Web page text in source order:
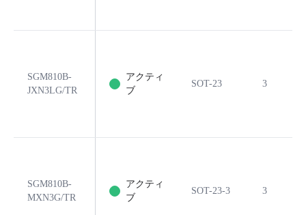
SGM810B-
JXN3LG/TR
アクティ
ブ
SOT-23 3
SGM810B-
MXN3G/TR
アクティ
ブ
SOT-23-3 3